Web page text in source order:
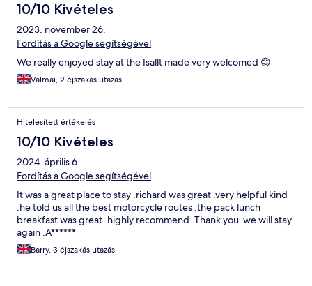
10/10 Kivételes
2023. november 26.
Fordítás a Google segítségével
We really enjoyed stay at the Isallt made very welcomed 😊
Valmai, 2 éjszakás utazás
Hitelesített értékelés
10/10 Kivételes
2024. április 6.
Fordítás a Google segítségével
It was a great place to stay .richard was great .very helpful kind
.he told us all the best motorcycle routes .the pack lunch
breakfast was great .highly recommend. Thank you .we will stay
again .A******
Barry, 3 éjszakás utazás